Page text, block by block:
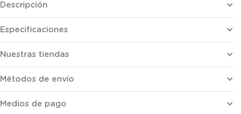
Descripción
Especificaciones
Nuestras tiendas
Métodos de envío
Medios de pago